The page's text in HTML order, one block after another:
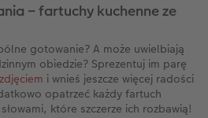
– fartuchy kuchenne ze
gotowanie? A może uwielbiają
obiedzie? Sprezentuj im parę
i wnieś jeszcze więcej radości
opatrzeć każdy fartuch
które szczerze ich rozbawią!